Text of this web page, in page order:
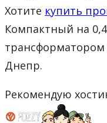
Хотите купить
Компактный на
Днепр.
Рекомендую